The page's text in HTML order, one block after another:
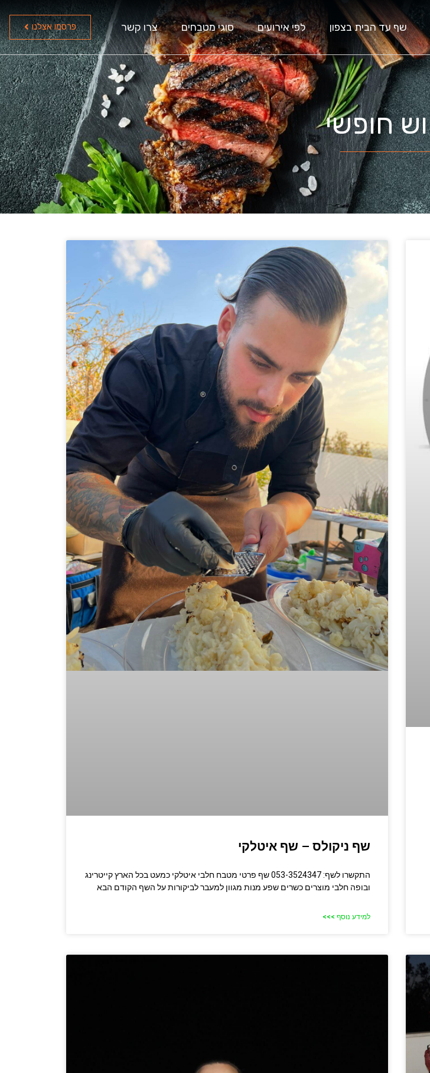
שף עד הבית בצפון לפי אירועים סוגי מטבחים צרו קשר פרסמו אצלנו
חופשי
שף ניקולס – שף איטלקי
התקשרו לשף: 053-3524347 שף פרטי מטבח חלבי איטלקי כמעט בכל הארץ קייטרינג
ובופה חלבי מוצרים כשרים שפע מנות מגוון למעבר לביקורות על השף הקודם הבא
למידע נוסף >>>